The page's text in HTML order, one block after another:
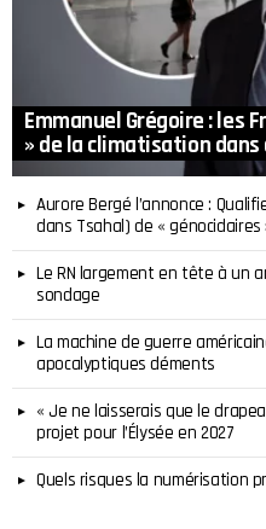
Emmanuel Grégoire : les
» de la climatisation
Aurore Bergé l’annonce :
dans Tsahal) de «
Le RN largement en tête à un
sondage
La machine de guerre
apocalyptiques déments
« Je ne laisserais que le
projet pour l’Élysée en 2027
Quels risques la numérisation